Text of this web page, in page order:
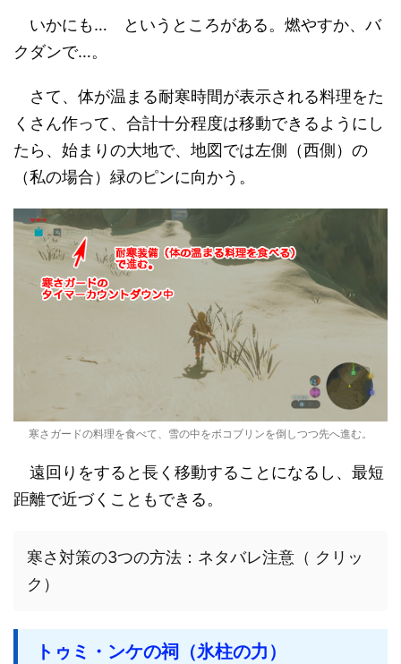
いかにも… というところがある。燃やすか、バ
クダンで…。
さて、体が温まる耐寒時間が表示される料理をた
くさん作って、合計十分程度は移動できるようにし
たら、始まりの大地で、地図では左側（西側）の
（私の場合）緑のピンに向かう。
寒さガードの料理を食べて、雪の中をボコブリンを倒しつつ先へ進む。
遠回りをすると長く移動することになるし、最短
距離で近づくこともできる。
寒さ対策の3つの方法：ネタバレ注意（ クリッ
ク）
トゥミ・ンケの祠（氷柱の力）